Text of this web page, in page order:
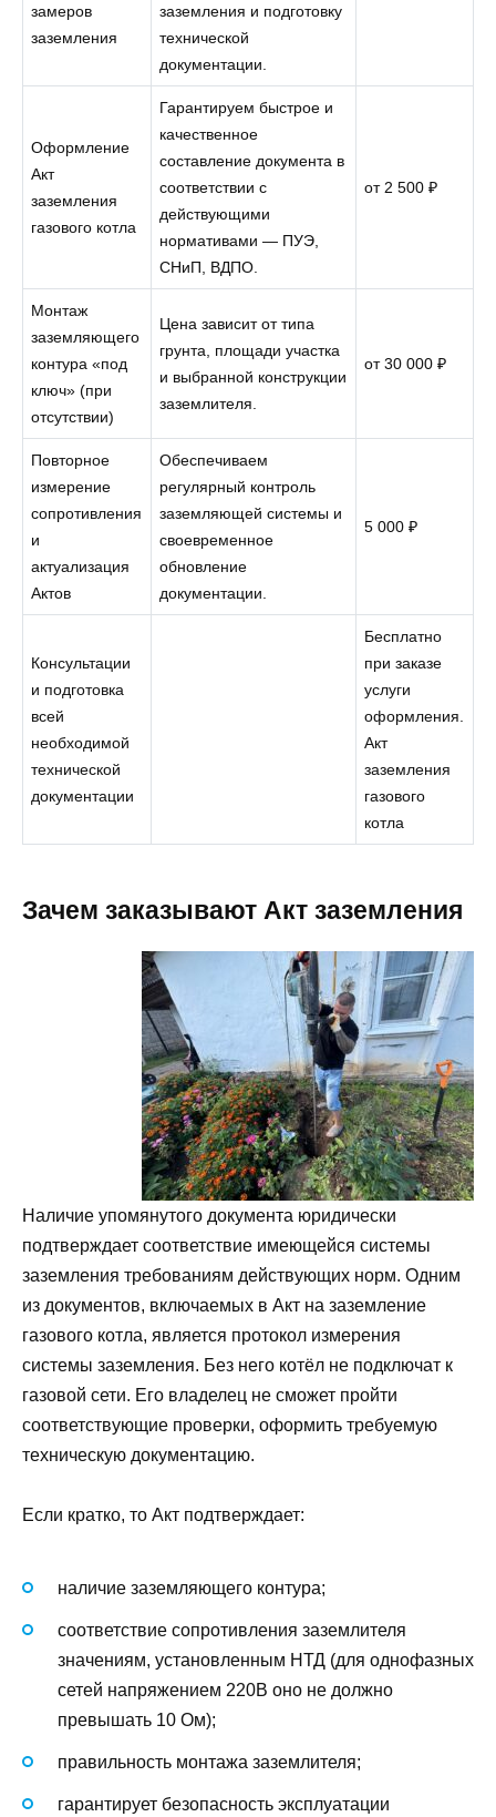
замеров
заземления
заземления и подготовку
технической
документации.
Оформление
Акт
заземления
газового котла
Гарантируем быстрое и
качественное
составление документа в
соответствии с
действующими
нормативами — ПУЭ,
СНиП, ВДПО.
от 2 500 ₽
Монтаж
заземляющего
контура «под
ключ» (при
отсутствии)
Цена зависит от типа
грунта, площади участка
и выбранной конструкции
заземлителя.
от 30 000 ₽
Повторное
измерение
сопротивления
и
актуализация
Актов
Обеспечиваем
регулярный контроль
заземляющей системы и
своевременное
обновление
документации.
5 000 ₽
Консультации
и подготовка
всей
необходимой
технической
документации
Бесплатно
при заказе
услуги
оформления.
Акт
заземления
газового
котла
Зачем заказывают Акт заземления
Наличие упомянутого документа юридически
подтверждает соответствие имеющейся системы
заземления требованиям действующих норм. Одним
из документов, включаемых в Акт на заземление
газового котла, является протокол измерения
системы заземления. Без него котёл не подключат к
газовой сети. Его владелец не сможет пройти
соответствующие проверки, оформить требуемую
техническую документацию.
Если кратко, то Акт подтверждает:
наличие заземляющего контура;
соответствие сопротивления заземлителя
значениям, установленным НТД (для однофазных
сетей напряжением 220В оно не должно
превышать 10 Ом);
правильность монтажа заземлителя;
гарантирует безопасность эксплуатации